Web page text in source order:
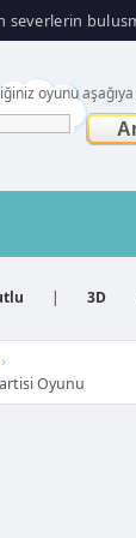
severlerin
oyunu aşağıya
| 3D
›
Oyunu